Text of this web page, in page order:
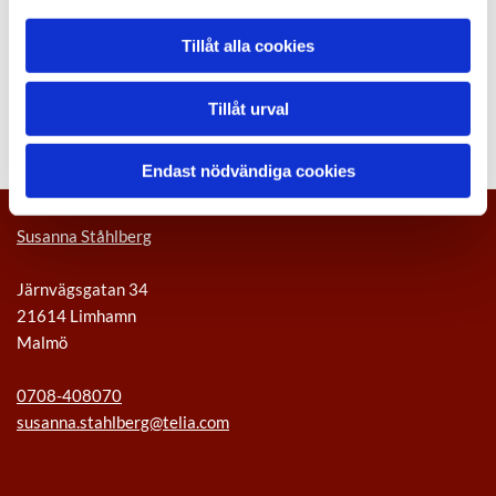
Tillåt alla cookies
Tillåt urval
Endast nödvändiga cookies
Ring mig idag0708-408070
Susanna Ståhlberg
Järnvägsgatan 34
21614 Limhamn
Malmö
0708-408070
susanna.stahlberg@telia.com